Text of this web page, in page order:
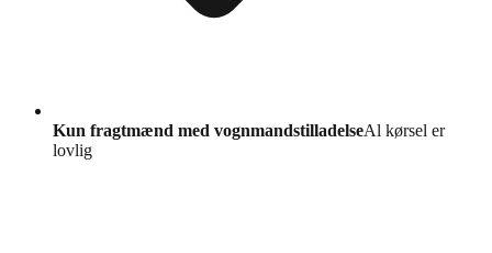
Kun fragtmænd med vognmandstilladelseAl kørsel er
lovlig